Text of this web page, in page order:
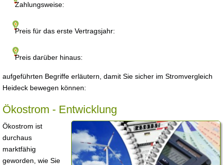
Zahlungsweise:
Preis für das erste Vertragsjahr:
Preis darüber hinaus:
aufgeführten Begriffe erläutern, damit Sie sicher im Stromvergleich
Heideck bewegen können:
Ökostrom - Entwicklung
Ökostrom ist
durchaus
marktfähig
geworden, wie Sie